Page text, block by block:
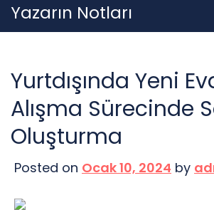
Skip
to
Yazarın Notları
Yurtdışında Yeni
Alışma Sürecinde
Oluşturma
Posted on Ocak 10, 2024 by